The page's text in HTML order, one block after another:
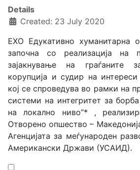
Details
Created: 23 July 2020
ЕХО Едукативно хуманитарна
започна со реализација на
зајакнување на граѓаните
корупција и судир на
кој се спроведува во рамки на
системи на интегритет за
на локално ниво”* ,
Отворено опшество –
Агенцијата за меѓународен
Американски Држави (УСАИД).